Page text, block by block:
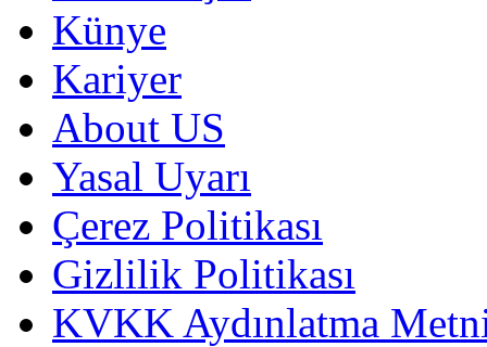
Künye
Kariyer
About US
Yasal Uyarı
Çerez Politikası
Gizlilik Politikası
KVKK Aydınlatma